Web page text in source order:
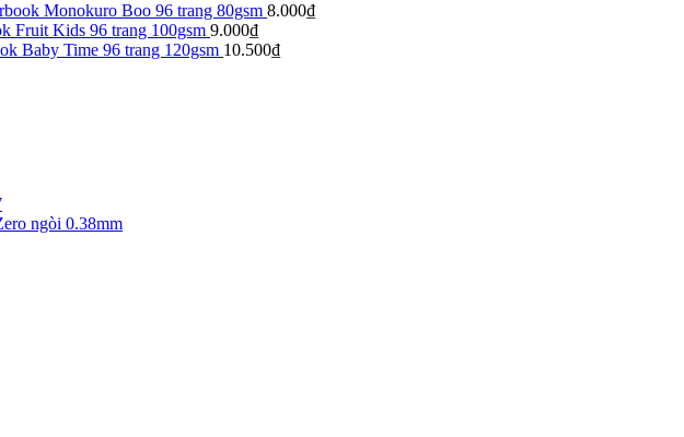
Monokuro Boo 96 trang 80gsm 8.000₫
Fruit Kids 96 trang 100gsm 9.000₫
Baby Time 96 trang 120gsm 10.500₫
ngòi 0.38mm